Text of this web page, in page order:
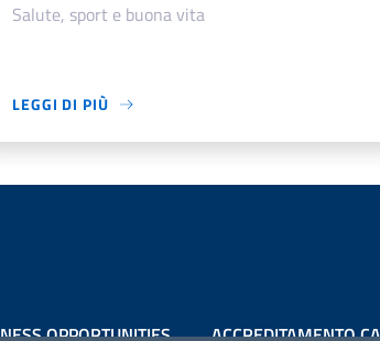
Salute, sport e buona vita
LEGGI DI PIÙ
OPPORTUNITIES ACCREDITAMENTO